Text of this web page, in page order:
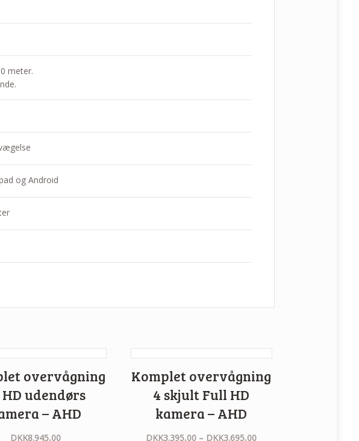
meter.
og Android
overvågning
HD udendørs
– AHD
DKK8.945,00
Komplet overvågning
4 skjult Full HD
kamera – AHD
DKK3.395,00 – DKK3.695,00